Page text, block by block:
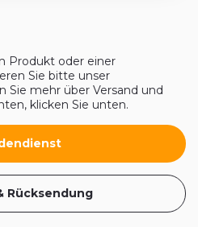
Produkt oder einer
Sie bitte unser
Sie mehr über Versand und
klicken Sie unten.
Rücksendung